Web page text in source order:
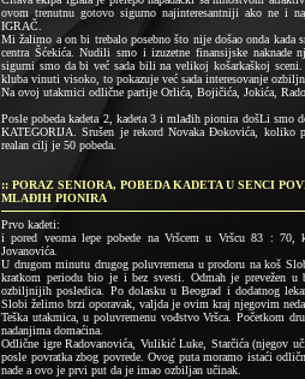
ovom trenutnu gotovo sigurno najinteresantniji ako ne i
IGRAČ.
Mi žalimo a on bi trebalo posebno što nije došao onda
centra Šćekića. Nudili smo i izuzetne finansijske
sigurni smo da bi već sada bili na velikoj košarkaškoj
kluba vinuti visoko, to pokazuje već sada interesovanje
Na ovoj utakmici odlične partije Orlića, Bojičića, Jokića,
Posle pobeda kadeta 2, kadeta 3 i mlađih pionira došLi
KATEGORIJA. Srušen je rekord Novaka Đokovića, koliko
realan cilj je 50 pobeda.
:: PORAZ SENIORA, POBEDA KADETA U SENCI
MLAĐIH PIONIRA
Prvo kadeti:
i pored veoma lepe pobede na Vršcem u Vršcu 83 : 70,
Jovanovića.
U drugom minutu drugog poluvremena u prodoru na koš
kratkom periodu bio je i bez svesti. Odmah je prevežen u
ozbiljnijih posledica. Po dolasku u Beograd i dodatnog
Slobi želimo brzi oporavak, valjda je ovim kraj njegovim
Teška utakmica, u poluvremenu vođstvo Vršca. Početkom
nadanjima domaćina.
Odlične igre Radovanovića, Vulikić Luke, Starčića (njegov
posle povratka zbog povrede. Ovog puta moramo istaći
nade a ovo je prvi put da je imao ozbiljan učinak.